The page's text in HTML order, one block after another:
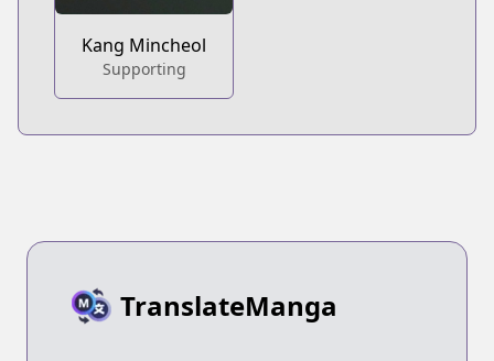
Kang Mincheol
Supporting
TranslateManga